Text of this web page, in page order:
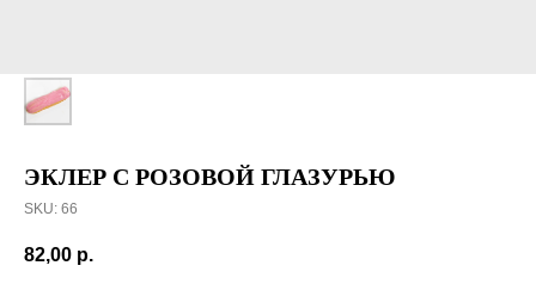
ЭКЛЕР С РОЗОВОЙ ГЛАЗУРЬЮ
SKU: 66
82,00 р.